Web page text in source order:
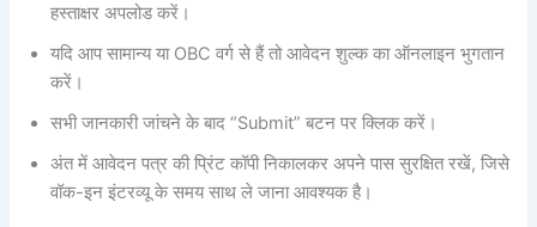
हस्ताक्षर अपलोड करें।
यदि आप सामान्य या OBC वर्ग से हैं तो आवेदन शुल्क का ऑनलाइन भुगतान
करें।
सभी जानकारी जांचने के बाद “Submit” बटन पर क्लिक करें।
अंत में आवेदन पत्र की प्रिंट कॉपी निकालकर अपने पास सुरक्षित रखें, जिसे
वॉक-इन इंटरव्यू के समय साथ ले जाना आवश्यक है।